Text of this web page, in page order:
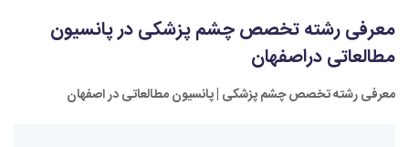
معرفی رشته تخصص چشم پزشکی در پانسیون
مطالعاتی دراصفهان
معرفی رشته تخصص چشم پزشکی | پانسیون مطالعاتی در اصفهان